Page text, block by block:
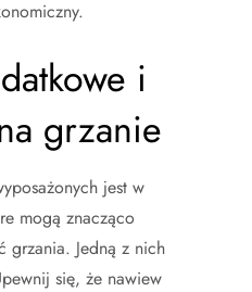
i
grzanie
jest w
mogą znacząco
grzania. Jedną z nich
się, że nawiew